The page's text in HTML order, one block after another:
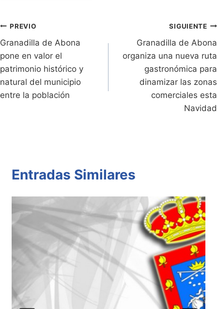
dl
y
k
p
Navegación
de
entradas
PREVIO
Granadilla de Abona
pone en valor el
patrimonio histórico y
natural del municipio
entre la población
SIGUIENTE
Granadilla de Abona
organiza una nueva ruta
gastronómica para
dinamizar las zonas
comerciales esta
Navidad
Entradas Similares